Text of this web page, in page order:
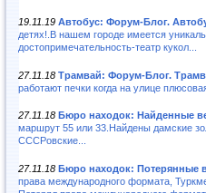
19.11.19 Автобус: Форум-Блог.
детях!.В нашем городе имеется
достопримечательность-театр кукол...
27.11.18 Трамвай: Форум-Блог.
работают печки когда на улице
27.11.18 Бюро находок: Найденные
маршрут 55 или 33.Найдены дамские
СССРовские...
27.11.18 Бюро находок: Потерянные
права международного формата,